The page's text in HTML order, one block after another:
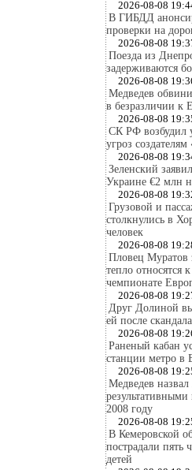
2026-08-08
В ГИБДД
проверки на
2026-08-08
Поезда из
задерживаются
2026-08-08
Медведев
в безразличии к
2026-08-08
СК РФ возбудил
угроз
2026-08-08
Зеленский
Украине €2 млн
2026-08-08
Грузовой и
столкнулись в
человек
2026-08-08
Пловец Муратов
тепло относятся
чемпионате
2026-08-08
Друг Долиной
ей после
2026-08-08
Раненый кабан
станции метро в
2026-08-08
Медведев
2008 году
2026-08-08
В Кемеровской
пострадали пять
детей